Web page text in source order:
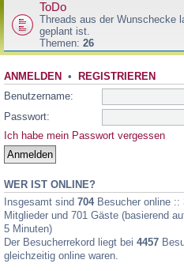
ToDo
Threads aus der Wunschecke
geplant ist.
Themen: 26
ANMELDEN • REGISTRIEREN
Benutzername:
Passwort:
Ich habe mein Passwort vergessen
WER IST ONLINE?
Insgesamt sind 704Besucher online ::
Mitglieder und 701 Gäste (basierend
5 Minuten)
Der Besucherrekord liegt bei 4457
gleichzeitig online waren.